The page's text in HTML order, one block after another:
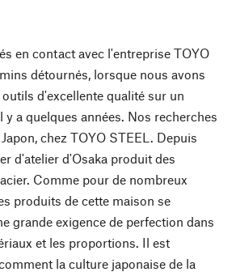
en contact avec l'entreprise TOYO
détournés, lorsque nous avons
d'excellente qualité sur un
y a quelques années. Nos recherches
chez TOYO STEEL. Depuis
d'atelier d'Osaka produit des
Comme pour de nombreux
produits de cette maison se
grande exigence de perfection dans
et les proportions. Il est
la culture japonaise de la